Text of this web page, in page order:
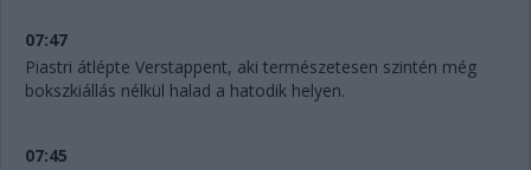
07:47
Piastri átlépte Verstappent, aki természetesen szintén még
bokszkiállás nélkül halad a hatodik helyen.
07:45